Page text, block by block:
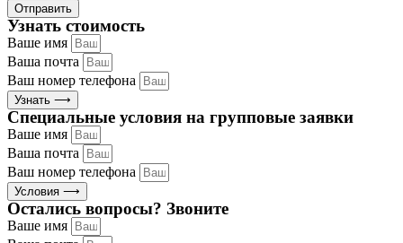
Отправить
Узнать стоимость
Ваше имя
Ваша почта
Ваш номер телефона
Узнать ⟶
Специальные условия на групповые заявки
Ваше имя
Ваша почта
Ваш номер телефона
Условия ⟶
Остались вопросы? Звоните
Ваше имя